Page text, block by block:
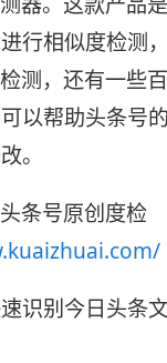
行相似度检测
测，还有一些
以帮助头条号
。
条号原创度检
识别今日头条